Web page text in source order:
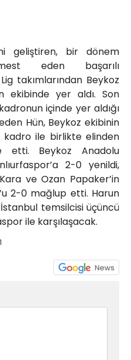
geliştiren, bir dönem
eden başarılı
takımlarından Beykoz
ekibinde yer aldı. Son
içinde yer aldığı
Hün, Beykoz ekibinin
kadro ile birlikte elinden
etti. Beykoz Anadolu
2-0 yenildi,
ve Ozan Papaker’in
2-0 mağlup etti. Harun
temsilcisi üçüncü
ile karşılaşacak.